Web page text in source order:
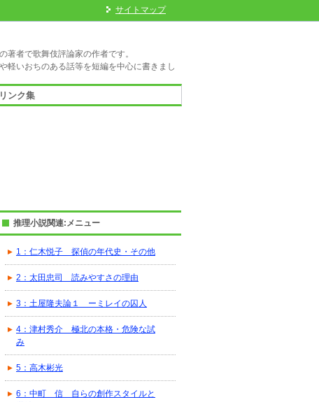
推理小説関連:メニュー
1：仁木悦子 探偵の年代史・その他
2：太田忠司 読みやすさの理由
3：土屋隆夫論１ ーミレイの囚人
4：津村秀介 極北の本格・危険な試
み
5：高木彬光
6：中町 信 自らの創作スタイルと
サイトマップ
著者で歌舞伎評論家の作者です。
軽いおちのある話等を短編を中心に書きまし
リンク集